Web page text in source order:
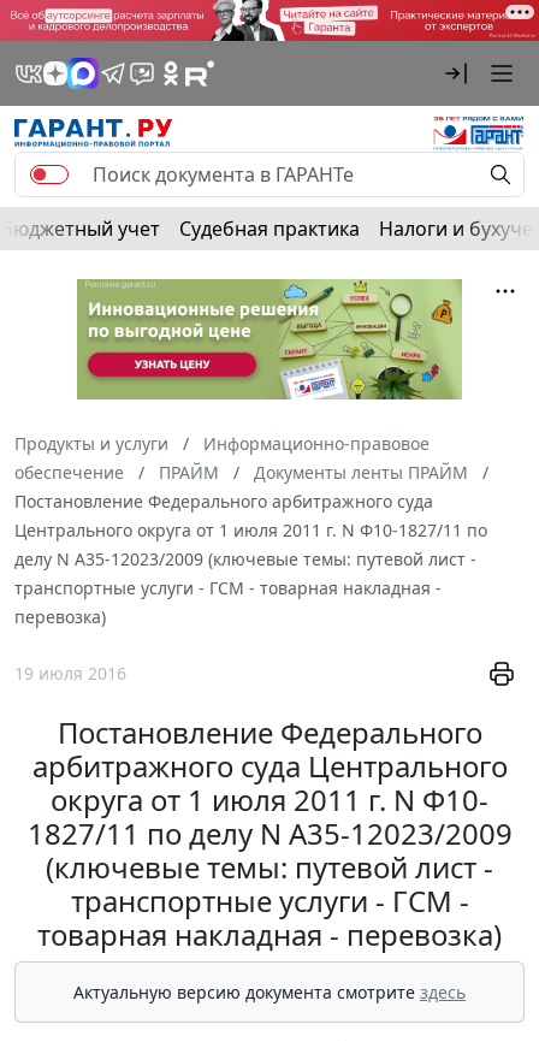
Бюджетный учет Судебная практика Налоги и
Продукты и услуги
Информационно-правовое
обеспечение
ПРАЙМ
Документы ленты ПРАЙМ
Постановление Федерального арбитражного суда
Центрального округа от 1 июля 2011 г. N Ф10-1827/11 по
делу N А35-12023/2009 (ключевые темы: путевой лист -
транспортные услуги - ГСМ - товарная накладная -
перевозка)
19 июля 2016
Постановление Федерального
арбитражного суда Центрального
округа от 1 июля 2011 г. N Ф10-
1827/11 по делу N А35-12023/2009
(ключевые темы: путевой лист -
транспортные услуги - ГСМ -
товарная накладная - перевозка)
Актуальную версию документа смотрите здесь